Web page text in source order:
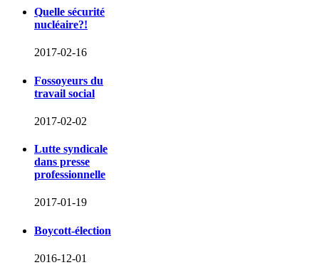
Quelle sécurité
nucléaire?!
2017-02-16
Fossoyeurs du
travail social
2017-02-02
Lutte syndicale
dans presse
professionnelle
2017-01-19
Boycott-élection
2016-12-01